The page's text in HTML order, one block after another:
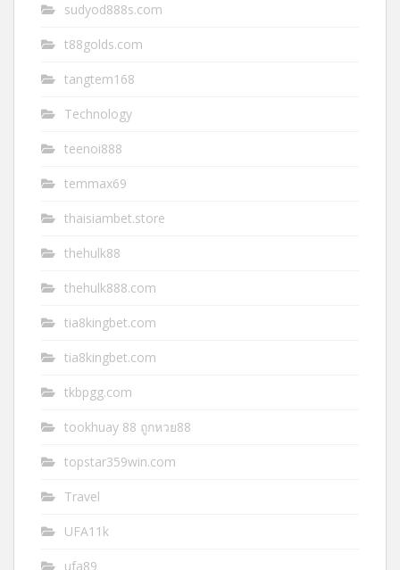
sudyod888s.com
t88golds.com
tangtem168
Technology
teenoi888
temmax69
thaisiambet.store
thehulk88
thehulk888.com
tia8kingbet.com
tia8kingbet.com
tkbpgg.com
tookhuay 88 ถูกหวย88
topstar359win.com
Travel
UFA11k
ufa89